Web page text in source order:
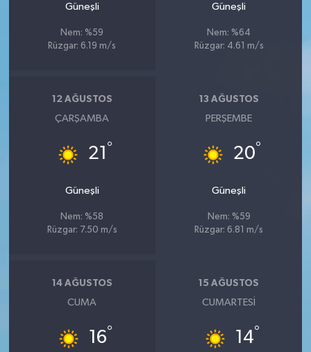
Güneşli
Nem: %59
Rüzgar: 6.19 m/s
Güneşli
Nem: %64
Rüzgar: 4.61 m/s
12 AĞUSTOS
ÇARŞAMBA
21 °
Güneşli
Nem: %58
Rüzgar: 7.50 m/s
13 AĞUSTOS
PERŞEMBE
20°
Güneşli
Nem: %59
Rüzgar: 6.81 m/s
14 AĞUSTOS
CUMA
16°
15 AĞUSTOS
CUMARTESI
14°